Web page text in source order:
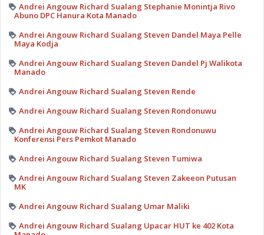
Andrei Angouw Richard Sualang Stephanie Monintja Rivo
Abuno DPC Hanura Kota Manado
Andrei Angouw Richard Sualang Steven Dandel Maya Pelle
Maya Kodja
Andrei Angouw Richard Sualang Steven Dandel Pj Walikota
Manado
Andrei Angouw Richard Sualang Steven Rende
Andrei Angouw Richard Sualang Steven Rondonuwu
Andrei Angouw Richard Sualang Steven Rondonuwu
Konferensi Pers Pemkot Manado
Andrei Angouw Richard Sualang Steven Tumiwa
Andrei Angouw Richard Sualang Steven Zakeeon Putusan
MK
Andrei Angouw Richard Sualang Umar Maliki
Andrei Angouw Richard Sualang Upacar HUT ke 402 Kota